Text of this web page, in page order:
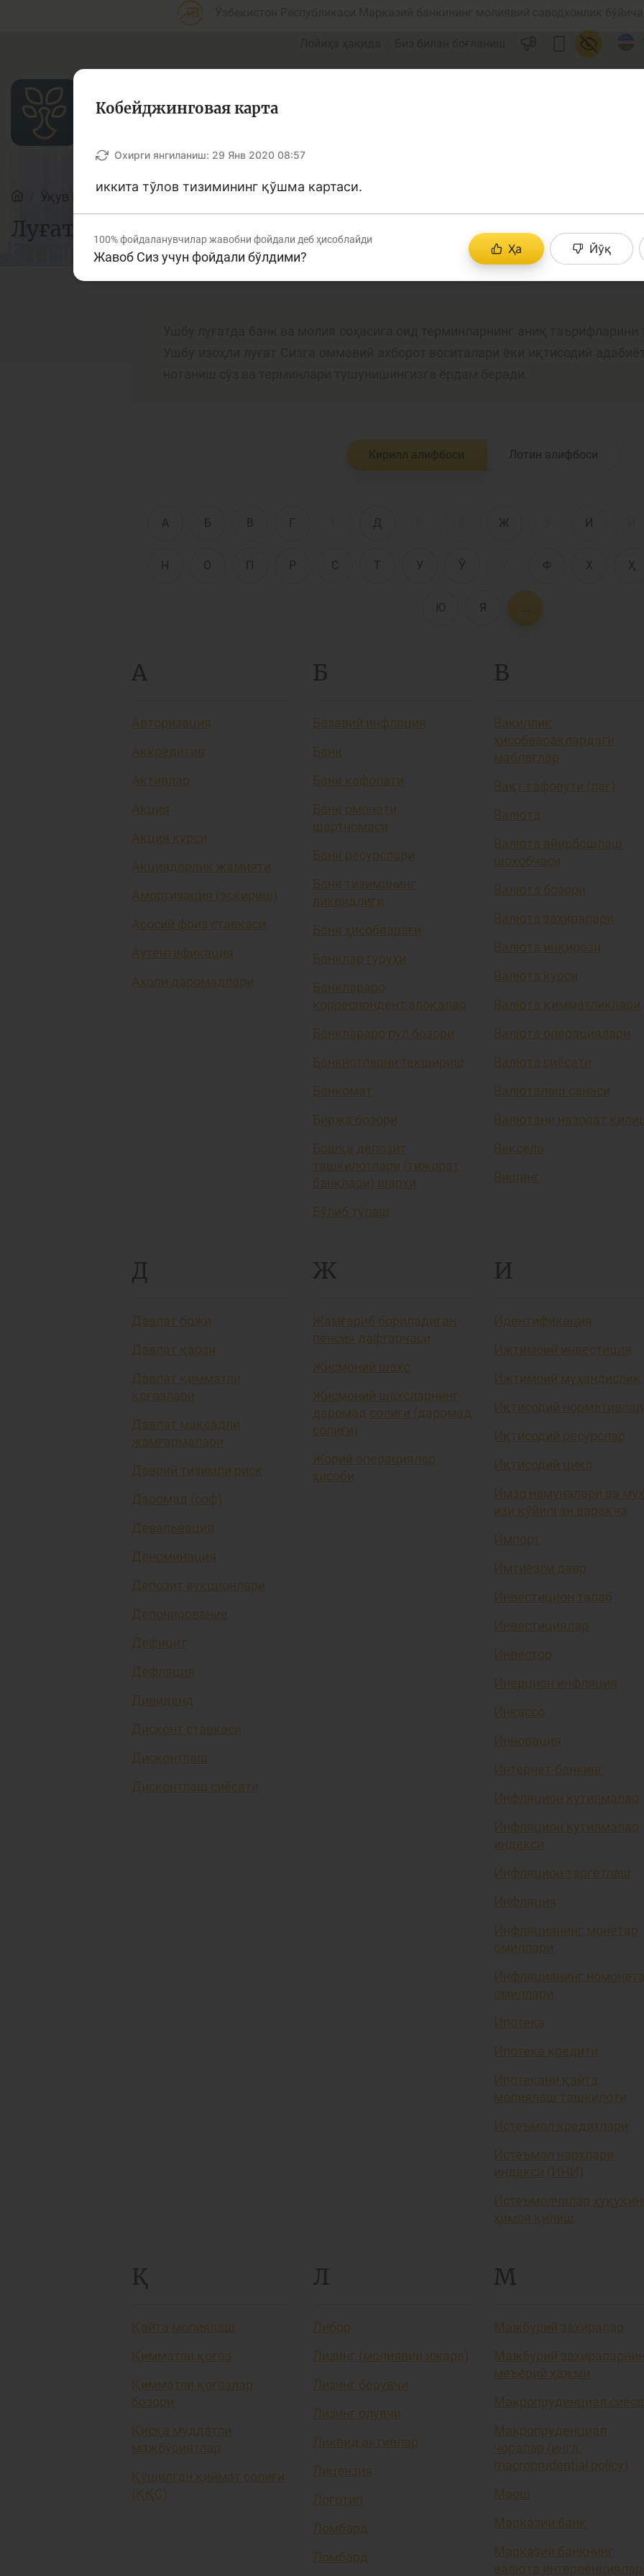
Мақолалар
Банк хизматлари
истеъмолчилари
ҳуқуқлари
Тадбиркорлик
Ўқув қўлланмалар Луғат
Луғат
Кирилл алифбоси Лотин алифбоси
А Б В Г Д Ж И
Н О П Р С Т У Ў Ф Х Ҳ
Ю Я
А
Авторизация
Аккредитив
Активлар
Акция
Акция курси
Акциядорлик жамияти
Амортизация (эскириш)
Асосий фоиз ставкаси
Аутентификация
Аҳоли даромадлари
Б
Базавий инфляция
Банк
Банк кафолати
Банк омонати
шартномаси
Банк ресурслари
Банк тизимининг
ликвидлиги
Банк ҳисобварағи
Банклар гуруҳи
Банклараро
корреспондент алоқалар
Банклараро пул бозори
Банкнотларни текшириш
Банкомат
Биржа бозори
Бошқа депозит
ташкилотлари (тижорат
банклари) шарҳи
Бўлиб тўлаш
В
Вакиллик
ҳисобварақлардаги
маблағлар
Вақт тафовути (лаг)
Валюта
Валюта айирбошлаш
шохобчаси
Валюта бозори
Валюта заҳиралари
Валюта инқирози
Валюта курси
Валюта қимматликлари
Валюта операциялари
Валюта сиёсати
Валюталаш санаси
Валютани назорат
Вексель
Вишинг
Д
Давлат божи
Давлат қарзи
Давлат қимматли
қоғозлари
Давлат мақсадли
жамғармалари
Даврий тизимли риск
Даромад (соф)
Девальвация
Деноминация
Депозит аукционлари
Депонирование
Дефицит
Дефляция
Дивиденд
Дисконт ставкаси
Дисконтлаш
Дисконтлаш сиёсати
Ж
Жамғариб бориладиган
пенсия дафтарчаси
Жисмоний шахс
Жисмоний шахсларнинг
даромад солиғи (даромад
солиғи)
Жорий операциялар
ҳисоби
И
Идентификация
Ижтимоий инвестиция
Ижтимоий муҳандислик
Иқтисодий нормативлар
Иқтисодий ресурслар
Иқтисодий цикл
Имзо намуналари ва
изи қўйилган варақча
Импорт
Имтиёзли давр
Инвестицион талаб
Инвестициялар
Инвестор
Инерцион инфляция
Инкассо
Инновация
Интернет-банкинг
Инфляцион кутилмалар
Инфляцион кутилмалар
индекси
Инфляцион таргетлаш
Инфляция
Инфляциянинг монетар
омиллари
Инфляциянинг
омиллари
Ипотека
Ипотека кредити
Ипотекани қайта
молиялаш ташкилоти
Истеъмол кредитлари
Истеъмол нархлари
индекси (ИНИ)
Истеъмолчилар
ҳимоя қилиш
Қ
Қайта молиялаш
Қимматли қоғоз
Қимматли қоғозлар
бозори
Қисқа муддатли
мажбуриятлар
Қўшилган қиймат солиғи
(ҚҚС)
Л
Либор
Лизинг (молиявий ижара)
Лизинг берувчи
Лизинг олувчи
Ликвид активлар
Лицензия
Логотип
Ломбард
Ломбард
М
Мажбурий захиралар
Мажбурий
меъёрий ҳажми
Макропруденциал
Макропруденциал
чоралар (ингл.
macroprudential policy)
Маош
Марказий банк
Марказий банкнинг
валюта
Кобейджинговая карта
Охирги янгиланиш: 29 Янв 2020 08:57
иккита тўлов тизимининг қўшма картаси.
100%фойдаланувчилар жавобни фойдали деб ҳисоблайди
Жавоб Сиз учун фойдали бўлдими?
Ҳа Йўқ